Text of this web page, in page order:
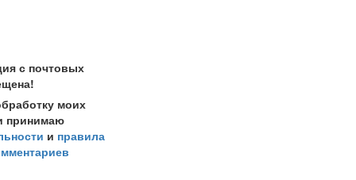
с почтовых
моих
принимаю
и правила